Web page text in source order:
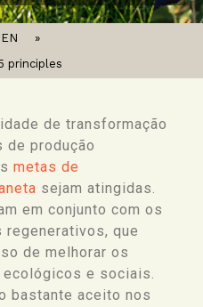
»
principles
de transformação
de produção
metas de
sejam atingidas.
em conjunto com os
que
de melhorar os
e sociais.
bastante aceito nos